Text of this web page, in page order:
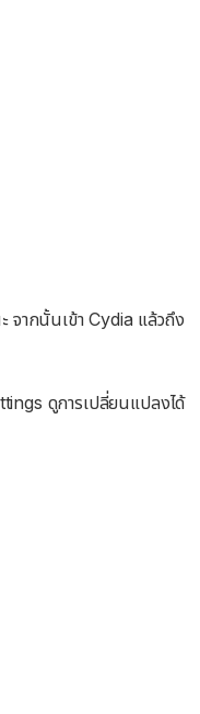
จากนั้นเข้า Cydia แล้วถึง
ดูการเปลี่ยนแปลงได้